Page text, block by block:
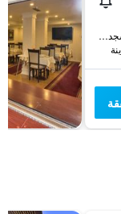
منطقة بنبرديرك, شارع مسجد كاتب سنان رقم 31, اسطنبول, تركيا